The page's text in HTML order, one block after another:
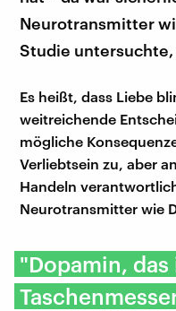
Neurotransmitter
Studie untersuchte,
Es heißt, dass Liebe
weitreichende
mögliche
Verliebtsein zu, aber
Handeln
Neurotransmitter wie
"Dopamin,